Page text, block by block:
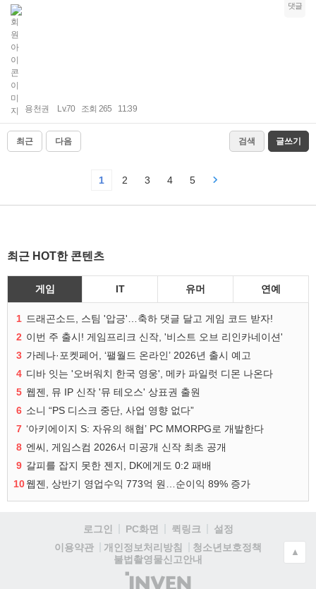
용천권 Lv.70 조회 265 11:39
댓글
최근 다음 검색 글쓰기
1 2 3 4 5
최근 HOT한 콘텐츠
게임 IT 유머 연예
1 드래곤소드, 스팀 '압긍'…축하 댓글 달고 게임 코드 받자!
2 이번 주 출시! 게임프리크 신작, '비스트 오브 리인카네이션'
3 가레나·포켓페어, ‘팰월드 온라인’ 2026년 출시 예고
4 디바 잇는 '오버워치 한국 영웅', 메카 파일럿 디몬 나온다
5 웹젠, 뮤 IP 신작 '뮤 테오스' 상표권 출원
6 소니 “PS 디스크 중단, 사업 영향 없다”
7 ‘아키에이지 S: 자유의 해협’ PC MMORPG로 개발한다
8 엔씨, 게임스컴 2026서 미공개 신작 최초 공개
9 갈피를 잡지 못한 젠지, DK에게도 0:2 패배
10웹젠, 상반기 영업수익 773억 원…순이익 89% 증가
로그인 PC화면 퀵링크
설정
이용약관
개인정보처리방침
청소년보호정책
불법촬영물신고안내
(주)
▲